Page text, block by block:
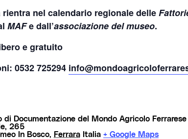
rientra nel calendario regionale delle
MAFe dall’associazione del museo.
e gratuito
0532 725294
di Documentazione del Mondo Agricolo Ferrarese
265
In Bosco, Ferrara Italia + Google Maps